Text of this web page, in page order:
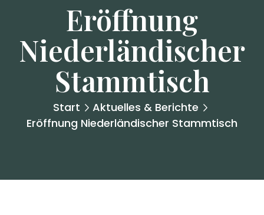
Eröffnung
Niederländischer
Stammtisch
Start
Aktuelles & Berichte
Eröffnung Niederländischer Stammtisch